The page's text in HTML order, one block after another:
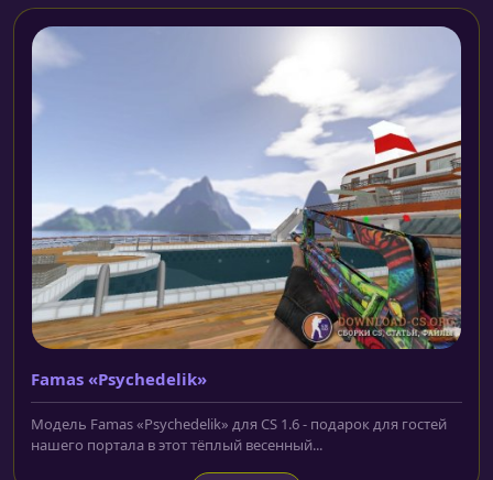
Famas «Psychedelik»
Модель Famas «Psychedelik» для CS 1.6 - подарок для гостей
нашего портала в этот тёплый весенный...